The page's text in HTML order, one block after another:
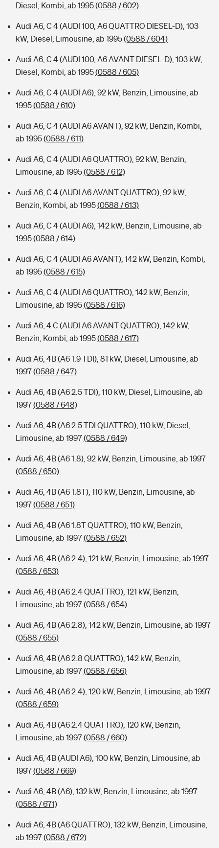
Diesel, Kombi, ab 1995(0588 / 602)
Audi A6, C 4 (AUDI 100, A6 QUATTRO DIESEL-D), 103
kW, Diesel, Limousine, ab 1995(0588 / 604)
Audi A6, C 4 (AUDI 100, A6 AVANT DIESEL-D), 103 kW,
Diesel, Kombi, ab 1995(0588 / 605)
Audi A6, C 4 (AUDI A6), 92 kW, Benzin, Limousine, ab
1995(0588 / 610)
Audi A6, C 4 (AUDI A6 AVANT), 92 kW, Benzin, Kombi,
ab 1995(0588 / 611)
Audi A6, C 4 (AUDI A6 QUATTRO), 92 kW, Benzin,
Limousine, ab 1995(0588 / 612)
Audi A6, C 4 (AUDI A6 AVANT QUATTRO), 92 kW,
Benzin, Kombi, ab 1995(0588 / 613)
Audi A6, C 4 (AUDI A6), 142 kW, Benzin, Limousine, ab
1995(0588 / 614)
Audi A6, C 4 (AUDI A6 AVANT), 142 kW, Benzin, Kombi,
ab 1995(0588 / 615)
Audi A6, C 4 (AUDI A6 QUATTRO), 142 kW, Benzin,
Limousine, ab 1995(0588 / 616)
Audi A6, 4 C (AUDI A6 AVANT QUATTRO), 142 kW,
Benzin, Kombi, ab 1995(0588 / 617)
Audi A6, 4B (A6 1.9 TDI), 81 kW, Diesel, Limousine, ab
1997(0588 / 647)
Audi A6, 4B (A6 2.5 TDI), 110 kW, Diesel, Limousine, ab
1997(0588 / 648)
Audi A6, 4B (A6 2.5 TDI QUATTRO), 110 kW, Diesel,
Limousine, ab 1997(0588 / 649)
Audi A6, 4B (A6 1.8), 92 kW, Benzin, Limousine, ab 1997
(0588 / 650)
Audi A6, 4B (A6 1.8T), 110 kW, Benzin, Limousine, ab
1997(0588 / 651)
Audi A6, 4B (A6 1.8T QUATTRO), 110 kW, Benzin,
Limousine, ab 1997(0588 / 652)
Audi A6, 4B (A6 2.4), 121 kW, Benzin, Limousine, ab 1997
(0588 / 653)
Audi A6, 4B (A6 2.4 QUATTRO), 121 kW, Benzin,
Limousine, ab 1997(0588 / 654)
Audi A6, 4B (A6 2.8), 142 kW, Benzin, Limousine, ab 1997
(0588 / 655)
Audi A6, 4B (A6 2.8 QUATTRO), 142 kW, Benzin,
Limousine, ab 1997(0588 / 656)
Audi A6, 4B (A6 2.4), 120 kW, Benzin, Limousine, ab 1997
(0588 / 659)
Audi A6, 4B (A6 2.4 QUATTRO), 120 kW, Benzin,
Limousine, ab 1997(0588 / 660)
Audi A6, 4B (AUDI A6), 100 kW, Benzin, Limousine, ab
1997(0588 / 669)
Audi A6, 4B (A6), 132 kW, Benzin, Limousine, ab 1997
(0588 / 671)
Audi A6, 4B (A6 QUATTRO), 132 kW, Benzin, Limousine,
ab 1997(0588 / 672)